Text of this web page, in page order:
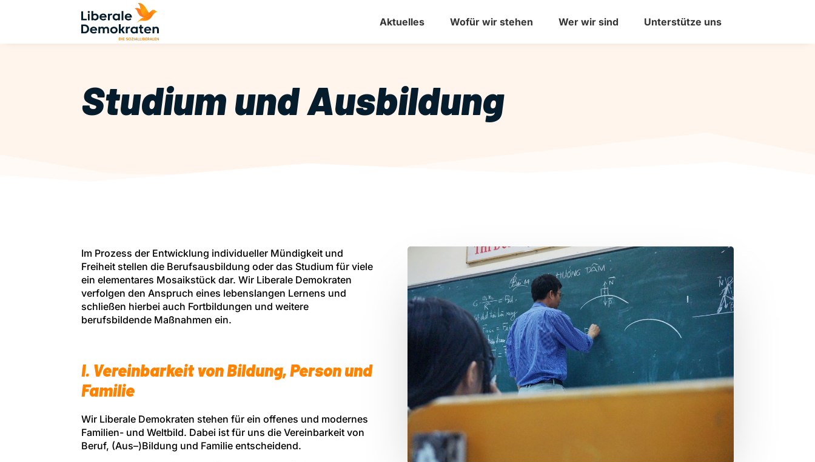
Aktuelles Wofür wir stehen Wer wir sind Unterstütze uns
Studium und Ausbildung
Im Prozess der Entwicklung individueller Mündigkeit und
Freiheit stellen die Berufsausbildung oder das Studium für viele
ein elementares Mosaikstück dar. Wir Liberale Demokraten
verfolgen den Anspruch eines lebenslangen Lernens und
schließen hierbei auch Fortbildungen und weitere
berufsbildende Maßnahmen ein.
I. Vereinbarkeit von Bildung, Person und
Familie
Wir Liberale Demokraten stehen für ein offenes und modernes
Familien- und Weltbild. Dabei ist für uns die Vereinbarkeit von
Beruf, (Aus–)Bildung und Familie entscheidend.